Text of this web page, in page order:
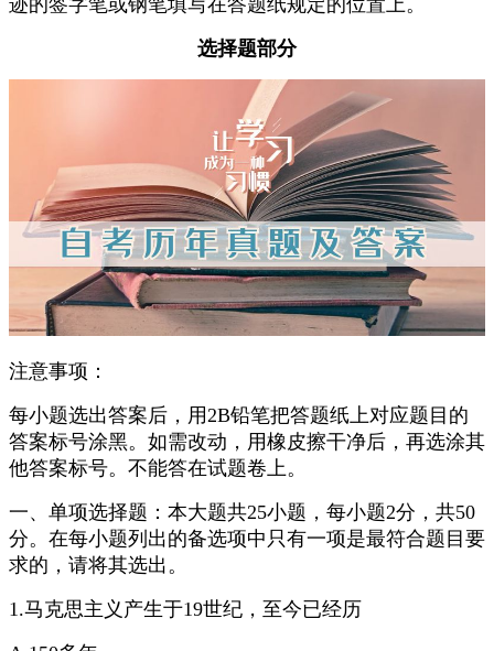
迹的签字笔或钢笔填写在答题纸规定的位置上。
选择题部分
注意事项：
每小题选出答案后，用2B铅笔把答题纸上对应题目的
答案标号涂黑。如需改动，用橡皮擦干净后，再选涂其
他答案标号。不能答在试题卷上。
一、单项选择题：本大题共25小题，每小题2分，共50
分。在每小题列出的备选项中只有一项是最符合题目要
求的，请将其选出。
1.马克思主义产生于19世纪，至今已经历